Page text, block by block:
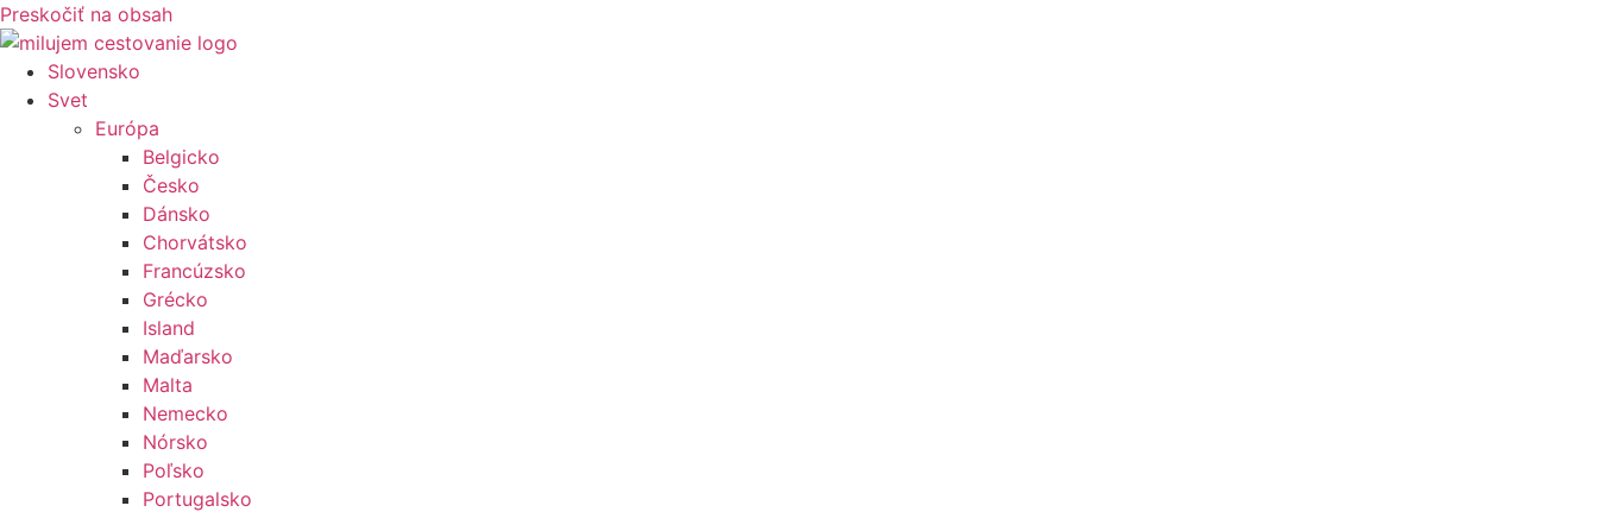
Preskočiť na obsah
Slovensko
Svet
Európa
Belgicko
Česko
Dánsko
Chorvátsko
Francúzsko
Grécko
Island
Maďarsko
Malta
Nemecko
Nórsko
Poľsko
Portugalsko